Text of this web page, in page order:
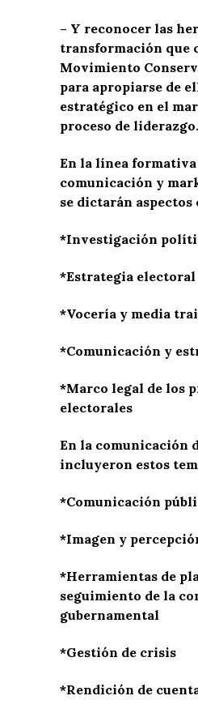
– Y reconocer las
transformación que
Movimiento
para apropiarse de
estratégico en el
proceso de liderazgo.
En la línea
comunicación y
se dictarán aspectos
*Investigación
*Estrategia electoral
*Vocería y media
*Comunicación y
*Marco legal de los
electorales
En la comunicación
incluyeron estos
*Comunicación
*Imagen y
*Herramientas de
seguimiento de la
gubernamental
*Gestión de crisis
*Rendición de